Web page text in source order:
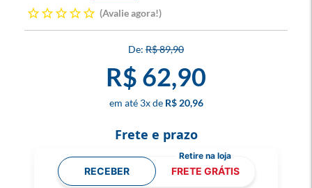
Avalie agora!
R$ 89,90
R$ 62,90
3x R$ 20,96
Frete e prazo
RECEBER FRETE GRÁTIS